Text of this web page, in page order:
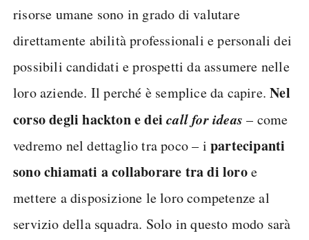
risorse umane sono in grado di valutare
direttamente abilità professionali e personali dei
possibili candidati e prospetti da assumere nelle
loro aziende. Il perché è semplice da capire.Nel
corso degli hackton e deicall for ideas – come
vedremo nel dettaglio tra poco – i partecipanti
sono chiamati a collaborare tra di loroe
mettere a disposizione le loro competenze al
servizio della squadra. Solo in questo modo sarà